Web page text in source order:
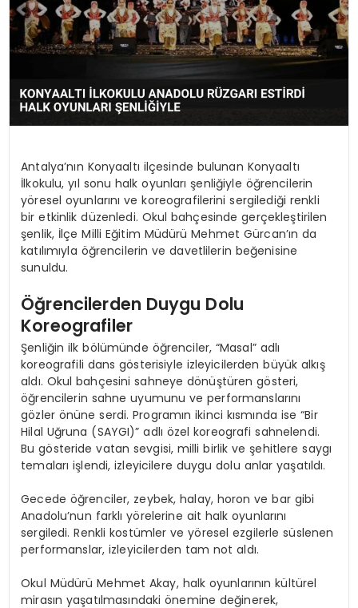
Antalya’nın Konyaaltı ilçesinde bulunan Konyaaltı
İlkokulu, yıl sonu halk oyunları şenliğiyle öğrencilerin
yöresel oyunlarını ve koreografilerini sergilediği renkli
bir etkinlik düzenledi. Okul bahçesinde gerçekleştirilen
şenlik, İlçe Milli Eğitim Müdürü Mehmet Gürcan’ın da
katılımıyla öğrencilerin ve davetlilerin beğenisine
sunuldu.
Öğrencilerden Duygu Dolu
Koreografiler
Şenliğin ilk bölümünde öğrenciler, “Masal” adlı
koreografili dans gösterisiyle izleyicilerden büyük alkış
aldı. Okul bahçesini sahneye dönüştüren gösteri,
öğrencilerin sahne uyumunu ve performanslarını
gözler önüne serdi. Programın ikinci kısmında ise “Bir
Hilal Uğruna (SAYGI)” adlı özel koreografi sahnelendi.
Bu gösteride vatan sevgisi, milli birlik ve şehitlere saygı
temaları işlendi, izleyicilere duygu dolu anlar yaşatıldı.
Gecede öğrenciler, zeybek, halay, horon ve bar gibi
Anadolu’nun farklı yörelerine ait halk oyunlarını
sergiledi. Renkli kostümler ve yöresel ezgilerle süslenen
performanslar, izleyicilerden tam not aldı.
Okul Müdürü Mehmet Akay, halk oyunlarının kültürel
mirasın yaşatılmasındaki önemine değinerek,